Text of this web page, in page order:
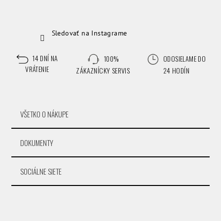
Sledovať na Instagrame
14 DNÍ NA
VRÁTENIE
100%
ZÁKAZNÍCKY SERVIS
ODOSIELAME DO
24 HODÍN
VŠETKO O NÁKUPE
DOKUMENTY
SOCIÁLNE SIETE